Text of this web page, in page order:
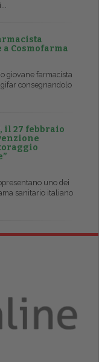
Cosmofarma
giovane farmacista
consegnandolo
il 27 febbraio
uno dei
sanitario italiano